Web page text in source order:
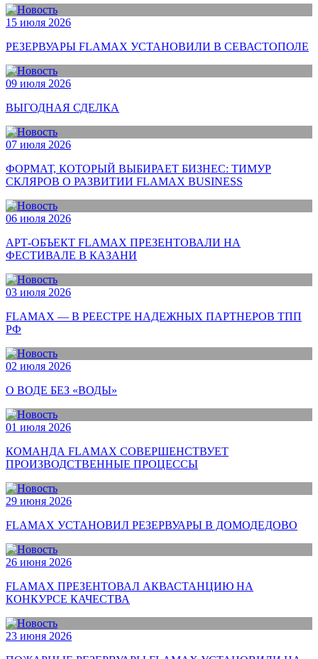
15 июля 2026
РЕЗЕРВУАРЫ FLAMAX УСТАНОВИЛИ В СЕВАСТОПОЛЕ
09 июля 2026
ВЫГОДНАЯ СДЕЛКА
07 июля 2026
ФОРМАТ, КОТОРЫЙ ВЫБИРАЕТ БИЗНЕС: ТИМУР
СКЛЯРОВ О РАЗВИТИИ FLAMAX BUSINESS
06 июля 2026
АРТ-ОБЪЕКТ FLAMAX ПРЕЗЕНТОВАЛИ НА
ФЕСТИВАЛЕ В КАЗАНИ
03 июля 2026
FLAMAX — В РЕЕСТРЕ НАДЕЖНЫХ ПАРТНЕРОВ ТПП
РФ
02 июля 2026
О ВОДЕ БЕЗ «ВОДЫ»
01 июля 2026
КОМАНДА FLAMAX СОВЕРШЕНСТВУЕТ
ПРОИЗВОДСТВЕННЫЕ ПРОЦЕССЫ
29 июня 2026
FLAMAX УСТАНОВИЛ РЕЗЕРВУАРЫ В ДОМОДЕДОВО
26 июня 2026
FLAMAX ПРЕЗЕНТОВАЛ АКВАСТАНЦИЮ НА
КОНКУРСЕ КАЧЕСТВА
23 июня 2026